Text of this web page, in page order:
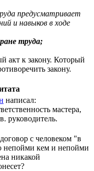
предусматривает
и навыков в ходе
труда;
акт к закону. Который
закону.
написал:
мастера,
руководитель.
с человеком "в
непойми кем и непойми
никакой